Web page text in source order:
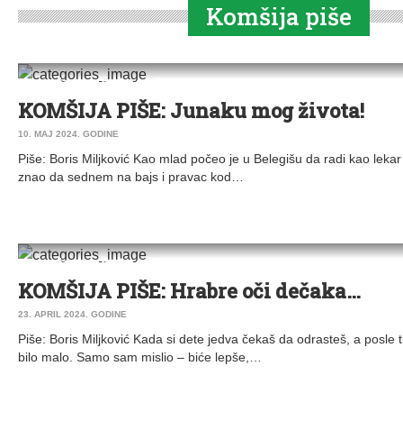
Komšija piše
DRUŠTVO KOMŠIJA PIŠE
KOMŠIJA PIŠE: Junaku mog života!
10. MAJ 2024. GODINE
Piše: Boris Miljković Kao mlad počeo je u Belegišu da radi kao
znao da sednem na bajs i pravac kod…
DRUŠTVO KOMŠIJA PIŠE
KOMŠIJA PIŠE: Hrabre oči dečaka…
23. APRIL 2024. GODINE
Piše: Boris Miljković Kada si dete jedva čekaš da odrasteš, a posle
bilo malo. Samo sam mislio – biće lepše,…